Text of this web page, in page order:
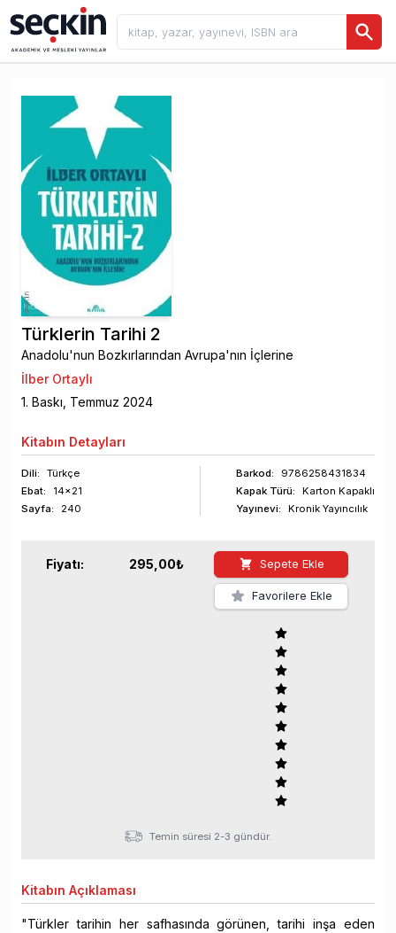
Türklerin Tarihi 2
Anadolu'nun Bozkırlarından Avrupa'nın İçlerine
İlber Ortaylı
1. Baskı, Temmuz 2024
Kitabın Detayları
Dili:
Türkçe
Ebat:
14x21
Sayfa: 240
Barkod:
9786258431834
Kapak Türü:
Karton Kapaklı
Yayınevi:
Kronik Yayıncılık
Fiyatı: 295,00₺ Sepete Ekle
Favorilere Ekle
Temin süresi 2-3 gündür.
Kitabın Açıklaması
"Türkler tarihin her safhasında görünen, tarihi inşa eden